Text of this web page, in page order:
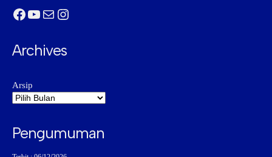
Facebook
YouTube
MailInstagram
Archives
Arsip
Pengumuman